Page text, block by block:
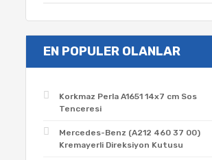
EN POPULER OLANLAR
Korkmaz Perla A1651 14x7 cm Sos
Tenceresi
Mercedes-Benz (A212 460 37 00)
Kremayerli Direksiyon Kutusu